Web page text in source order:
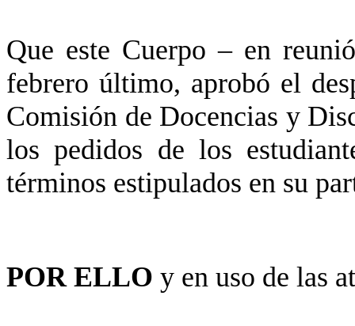
Que este Cuerpo – en
febrero último, aprobó el
Comisión de Docencias y
los pedidos de los
términos estipulados en su
POR ELLO y en uso de las